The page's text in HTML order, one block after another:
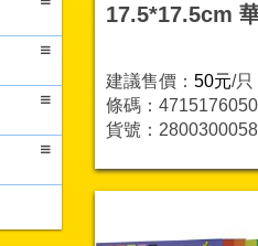
17.5*17.5cm
建議售價： 50元/只
條碼：
貨號：2800300058